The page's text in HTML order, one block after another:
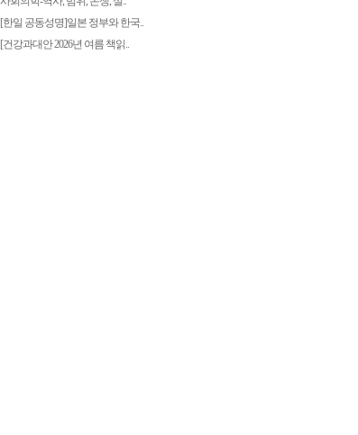
[한일 공동성명]일본 정부와 한국..
[건강과대안 2026년 여름 책읽..